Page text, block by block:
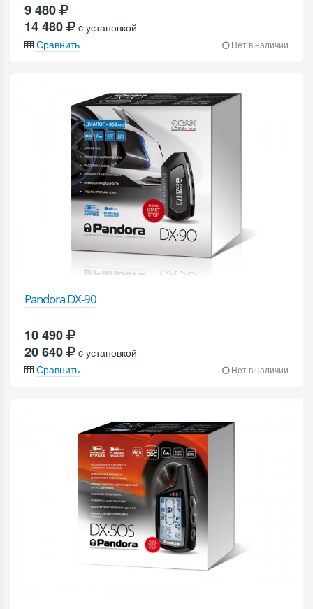
9 480
14 480
c установкой
Сравнить
Нет в наличии
Pandora DX-90
10 490
20 640
c установкой
Сравнить
Нет в наличии